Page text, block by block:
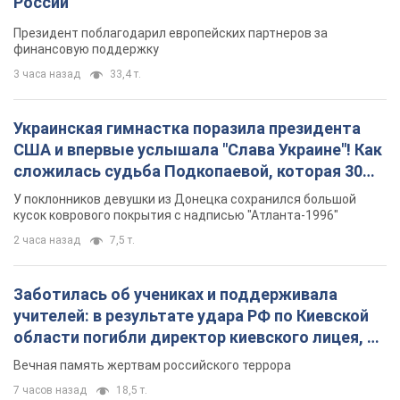
2 часа назад
Заботилась об учениках и поддерживала
учителей: в результате удара РФ по Киевской
области погибли директор киевского лицея, её
муж и внук
Вечная память жертвам российского террора
7 часов назад 18,5 т.